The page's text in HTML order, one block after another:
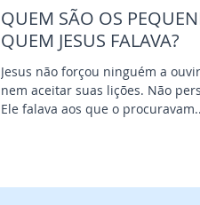
QUEM SÃO OS
QUEM JESUS FALAVA?
Jesus não forçou ninguém a ouvir
nem aceitar suas lições. Não
Ele falava aos que o